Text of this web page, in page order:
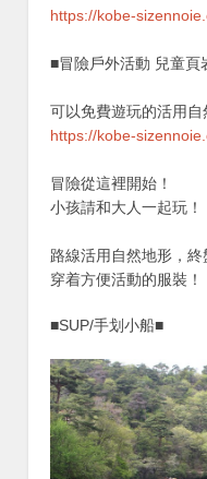
https://kobe-
■冒險戶外活動 兒童頁
可以免費遊玩的活用自
https://kobe-
冒險從這裡開始！
小孩請和大人一起玩！
路線活用自然地形，
穿着方便活動的服裝！
■SUP/手划小船■